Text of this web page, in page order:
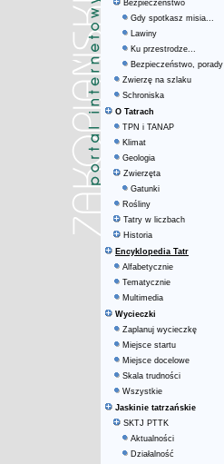
Bezpieczeństwo
Gdy spotkasz misia...
Lawiny
Ku przestrodze...
Bezpieczeństwo, porady
Zwierzę na szlaku
Schroniska
O Tatrach
TPN i TANAP
Klimat
Geologia
Zwierzęta
Gatunki
Rośliny
Tatry w liczbach
Historia
Encyklopedia Tatr
Alfabetycznie
Tematycznie
Multimedia
Wycieczki
Zaplanuj wycieczkę
Miejsce startu
Miejsce docelowe
Skala trudności
Wszystkie
Jaskinie tatrzańskie
SKTJ PTTK
Aktualności
Działalność